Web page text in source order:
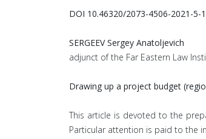
DOI 10.46320/2073-4506-2021-5-
SERGEEV Sergey Anatoljevich
adjunct of the Far Eastern Law
Drawing up a project budget
This article is devoted to the
Particular attention is paid to the